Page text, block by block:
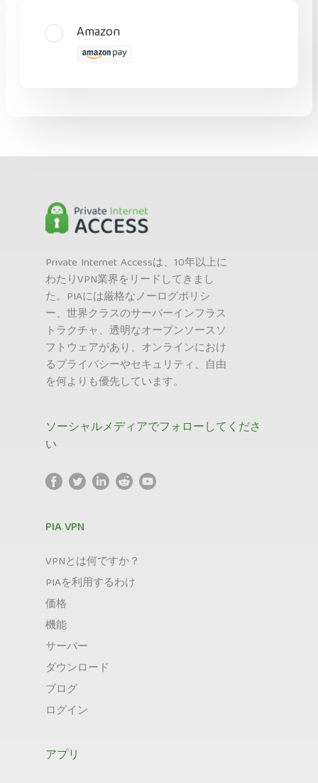
Amazon
Private Internet Accessは、10年以上に
わたりVPN業界をリードしてきまし
た。PIAには厳格なノーログポリシ
ー、世界クラスのサーバーインフラス
トラクチャ、透明なオープンソースソ
フトウェアがあり、オンラインにおけ
るプライバシーやセキュリティ、自由
を何よりも優先しています。
ソーシャルメディアでフォローしてくださ
い
PIA VPN
VPNとは何ですか？
PIAを利用するわけ
価格
機能
サーバー
ダウンロード
ブログ
ログイン
アプリ